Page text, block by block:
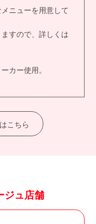
ニューを用意して
すので、詳しくは
カー使用。
こちら
ジュ店舗